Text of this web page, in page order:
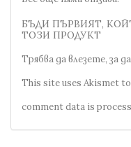
БЪДИ ПЪРВИЯТ,
ТОЗИ ПРОДУКТ
Трябва давлезете, за
This site uses Akismet
comment data is